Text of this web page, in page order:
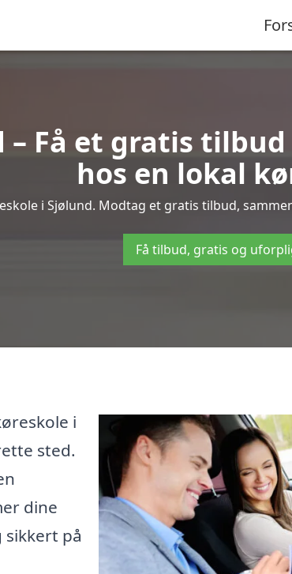
– Få et gratis
hos en lokal
i Sjølund. Modtag et gratis tilbud,
Få tilbud, gratis og
i
sted.
dine
sikkert på